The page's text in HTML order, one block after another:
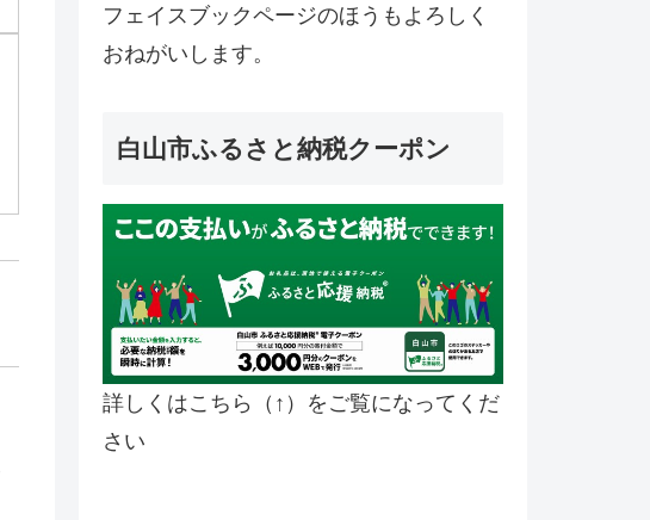
フェイスブックページのほうもよろしく
おねがいします。
白山市ふるさと納税クーポン
詳しくはこちら（↑）をご覧になってくだ
さい